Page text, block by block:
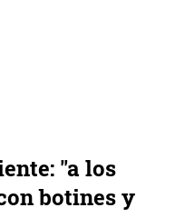
"a los
botines y